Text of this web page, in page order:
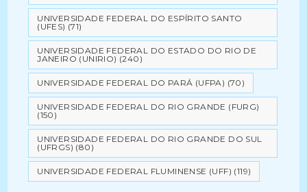
UNIVERSIDADE FEDERAL DO ESPÍRITO SANTO
(UFES) (71)
UNIVERSIDADE FEDERAL DO ESTADO DO RIO DE
JANEIRO (UNIRIO) (240)
UNIVERSIDADE FEDERAL DO PARÁ (UFPA) (70)
UNIVERSIDADE FEDERAL DO RIO GRANDE (FURG)
(150)
UNIVERSIDADE FEDERAL DO RIO GRANDE DO SUL
(UFRGS) (80)
UNIVERSIDADE FEDERAL FLUMINENSE (UFF) (119)